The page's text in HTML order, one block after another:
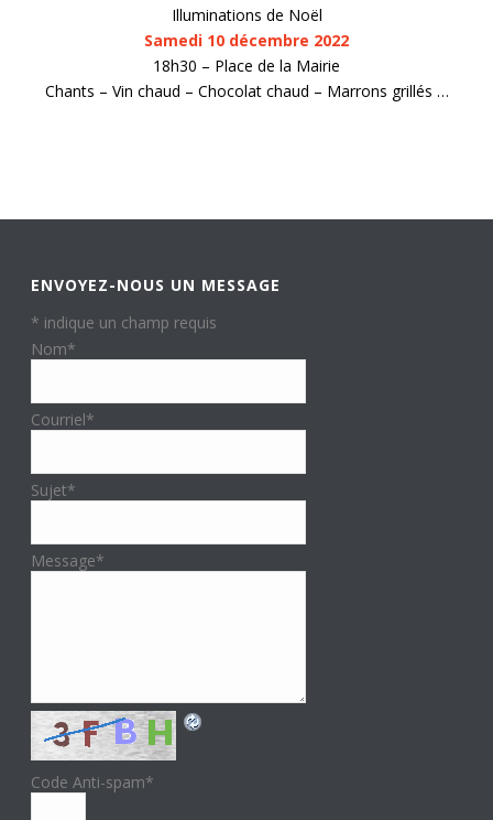
Illuminations de Noël
Samedi 10 décembre 2022
18h30 – Place de la Mairie
Chants – Vin chaud – Chocolat chaud – Marrons grillés …
ENVOYEZ-NOUS UN MESSAGE
* indique un champ requis
Nom*
Courriel*
Sujet*
Message*
Code Anti-spam*